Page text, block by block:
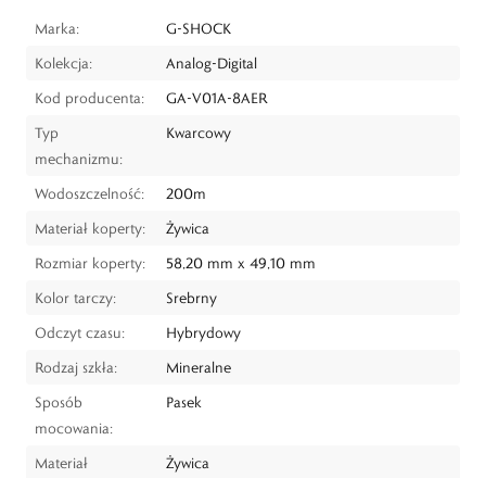
Marka:
G-SHOCK
Kolekcja:
Analog-Digital
Kod producenta:
GA-V01A-8AER
Typ
mechanizmu:
Kwarcowy
Wodoszczelność:
200m
Materiał koperty:
Żywica
Rozmiar koperty:
58,20 mm x 49,10 mm
Kolor tarczy:
Srebrny
Odczyt czasu:
Hybrydowy
Rodzaj szkła:
Mineralne
Sposób
mocowania:
Pasek
Materiał
Żywica